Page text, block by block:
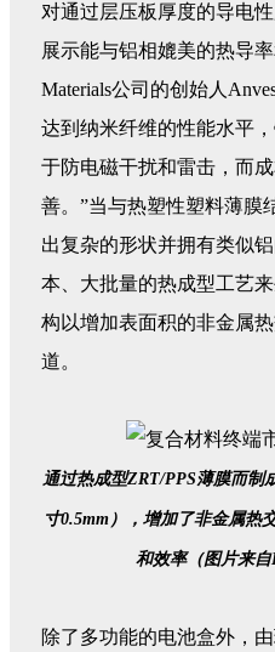
对通过层压板厚度的导电
展示能与铝相媲美的热导
Materials公司的创始人
达到纳米纤维的性能水平
于防电磁干扰和雷击，而
善。”当与热塑性塑料薄膜
出复杂的形状并拥有类似
本、大批量的热成型工艺
构以增加表面积的非金属
道。
通过热成型ZRT/PPS薄膜而制
寸0.5mm），增加了非金属热
和效率（图片来自
除了多功能的电池盒外，